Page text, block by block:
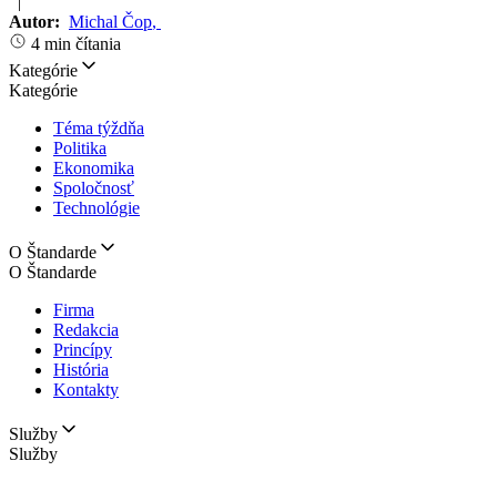
Autor: Michal Čop,
4 min čítania
Kategórie
Kategórie
Téma týždňa
Politika
Ekonomika
Spoločnosť
Technológie
O Štandarde
O Štandarde
Firma
Redakcia
Princípy
História
Kontakty
Služby
Služby